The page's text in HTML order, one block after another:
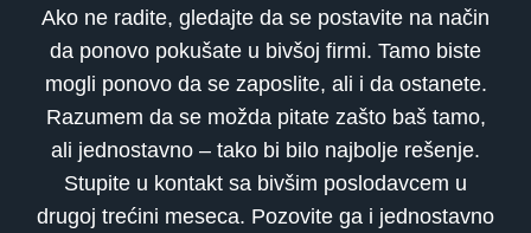
Ako ne radite, gledajte da se postavite na način
da ponovo pokušate u bivšoj firmi. Tamo biste
mogli ponovo da se zaposlite, ali i da ostanete.
Razumem da se možda pitate zašto baš tamo,
ali jednostavno – tako bi bilo najbolje rešenje.
Stupite u kontakt sa bivšim poslodavcem u
drugoj trećini meseca. Pozovite ga i jednostavno